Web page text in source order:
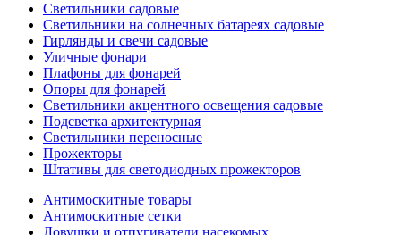
Светильники садовые
Светильники на солнечных батареях садовые
Гирлянды и свечи садовые
Уличные фонари
Плафоны для фонарей
Опоры для фонарей
Светильники акцентного освещения садовые
Подсветка архитектурная
Светильники переносные
Прожекторы
Штативы для светодиодных прожекторов
Антимоскитные товары
Антимоскитные сетки
Ловушки и отпугиватели насекомых